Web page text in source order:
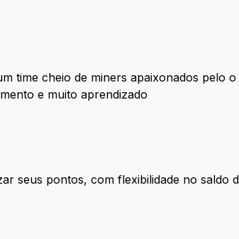
time cheio de miners apaixonados pelo
e muito aprendizado
seus pontos, com flexibilidade no saldo